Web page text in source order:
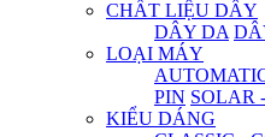
CHẤT LIỆU DÂY
DÂY DA
LOẠI MÁY
PIN SOLAR
KIỂU DÁNG